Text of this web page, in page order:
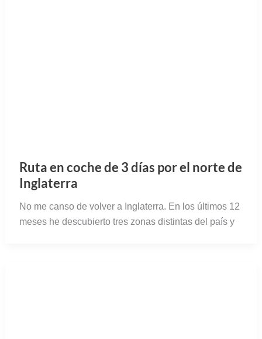
Ruta en coche de 3 días por el norte de
Inglaterra
No me canso de volver a Inglaterra. En los últimos 12
meses he descubierto tres zonas distintas del país y